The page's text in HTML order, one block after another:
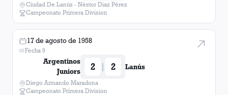
Ciudad De Lanús - Néstor Diaz Pérez
Campeonato Primera Division
17 de agosto de 1958
Fecha 9
Argentinos
Juniors
2 | 2 Lanús
Diego Armando Maradona
Campeonato Primera Division